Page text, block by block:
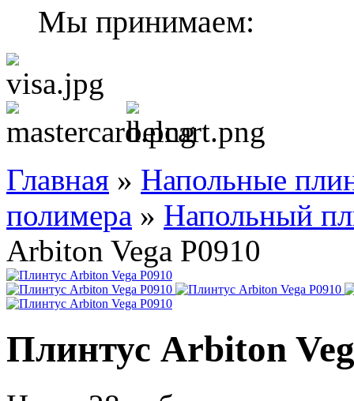
Мы принимаем:
Главная » Напольные
полимера » Напольный
Arbiton Vega P0910
Плинтус Arbiton